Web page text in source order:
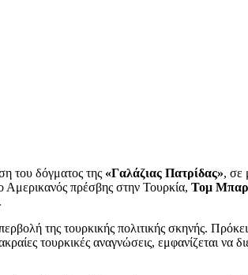
του δόγματος της «Γαλάζιας Πατρίδας», σε
Αμερικανός πρέσβης στην Τουρκία, Τομ
της τουρκικής πολιτικής σκηνής.
τουρκικές αναγνώσεις, εμφανίζεται να